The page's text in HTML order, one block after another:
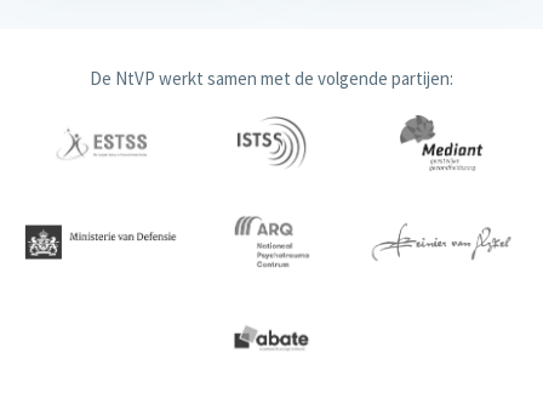
De NtVP werkt samen met de volgende partijen: